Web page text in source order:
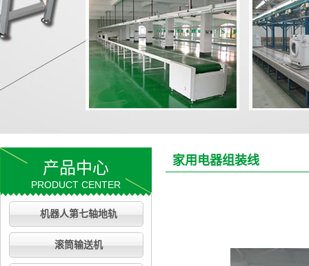
产品中心
PRODUCT CENTER
机器人第七轴地轨
滚筒输送机
家用电器组装线